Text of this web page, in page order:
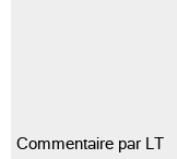
Commentaire par LT